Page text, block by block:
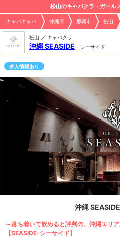
松山のキャバクラ・ガール
キャバキャバ 沖縄県 那覇市 松山
松山 ／ キャバクラ
沖縄 SEASIDE - シーサイド
求人情報あり
沖縄 SEASIDE
～落ち着いて飲めると評判の、沖縄エリ
【SEASIDE-シーサイド】